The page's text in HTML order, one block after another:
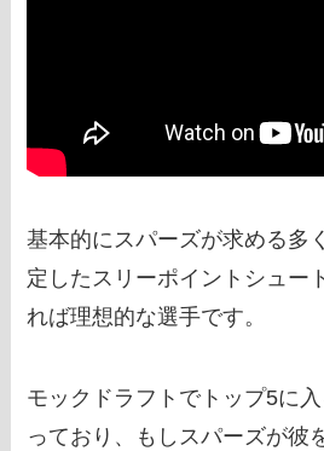
基本的にスパーズが求める多
定したスリーポイントシュー
れば理想的な選手です。
モックドラフトでトップ5に
っており、もしスパーズが彼